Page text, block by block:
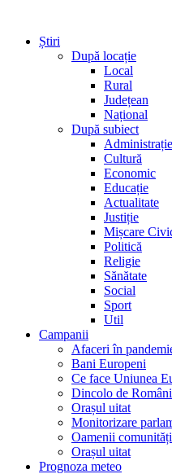
Știri
După locație
Local
Rural
Județean
Național
După subiect
Administrație
Cultură
Economic
Educație
Actualitate
Justiție
Mișcare
Politică
Religie
Sănătate
Social
Sport
Util
Campanii
Afaceri în
Bani Europeni
Ce face Uniunea
Dincolo de
Orașul uitat
Monitorizare
Oamenii
Orașul uitat
Prognoza meteo